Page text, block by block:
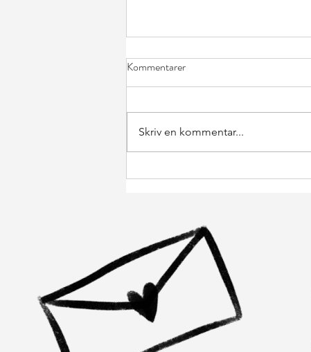
Från tidningsurklipp till bärbar
Kommentarer
Skriv en kommentar...